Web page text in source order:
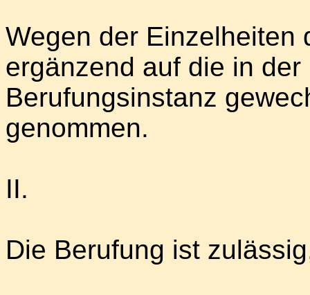
Wegen der Einzelheiten
ergänzend auf die in der
Berufungsinstanz
genommen.
II.
Die Berufung ist